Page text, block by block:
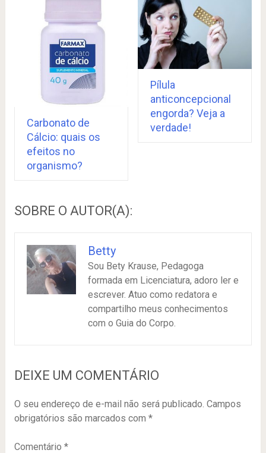
Carbonato de
Cálcio: quais os
efeitos no
organismo?
Pílula
anticoncepcional
engorda? Veja a
verdade!
SOBRE O AUTOR(A):
Betty
Sou Bety Krause, Pedagoga
formada em Licenciatura, adoro ler e
escrever. Atuo como redatora e
compartilho meus conhecimentos
com o Guia do Corpo.
DEIXE UM COMENTÁRIO
O seu endereço de e-mail não será publicado. Campos
obrigatórios são marcados com *
Comentário *